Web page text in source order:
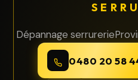
Dépannage serrurerie
0480 20 58